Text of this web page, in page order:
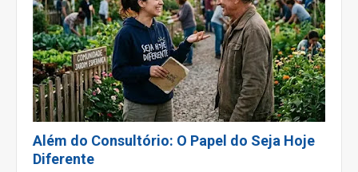
Além do Consultório: O Papel do Seja Hoje
Diferente